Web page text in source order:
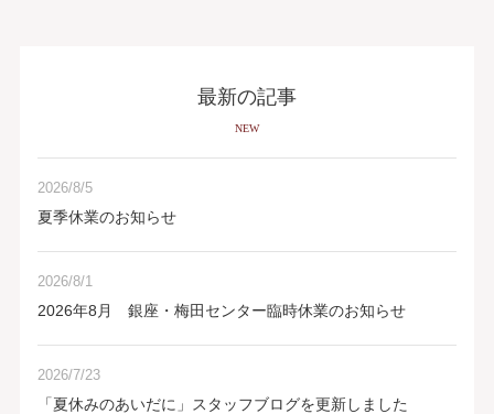
最新の記事
NEW
2026/8/5
夏季休業のお知らせ
2026/8/1
2026年8月 銀座・梅田センター臨時休業のお知らせ
2026/7/23
「夏休みのあいだに」スタッフブログを更新しました